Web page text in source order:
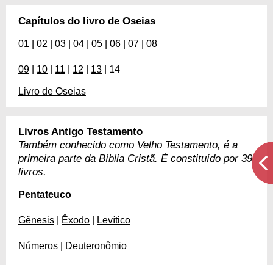
Capítulos do livro de Oseias
01 02 03 04 05 06 07 08
09 10 11 12 13 | 14
Livro de Oseias
Livros Antigo Testamento
Também conhecido como Velho Testamento, é a
primeira parte da Bíblia Cristã. É constituído por 39
livros.
Pentateuco
Gênesis Êxodo Levítico
Números Deuteronômio